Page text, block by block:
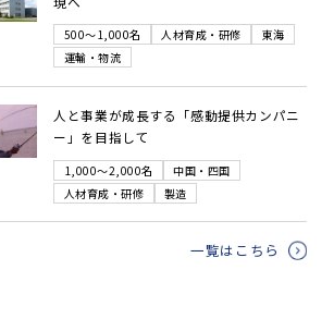
500～1,000名 人材育成・研修
東海
運輸・物流
人と事業が成長する「感動提供カンパニ
ー」を目指して
1,000～2,000名
中国・四国
人材育成・研修
製造
一覧はこちら